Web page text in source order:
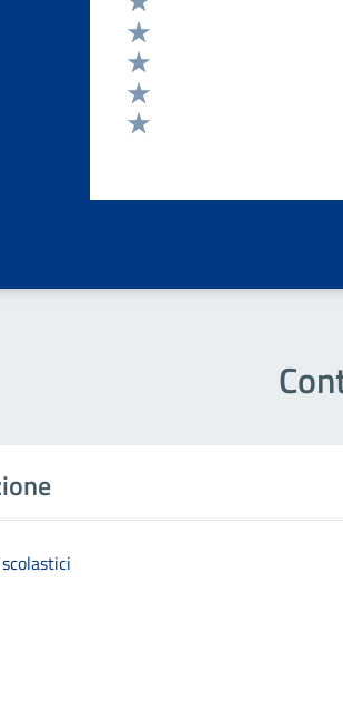
Valuta 5 stelle su 5
Valuta 4 stelle su 5
Valuta 3 stelle su 5
Valuta 2 stelle su 5